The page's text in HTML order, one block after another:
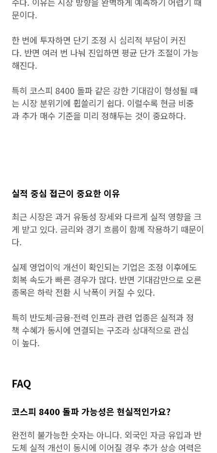
문이다.
한 번에 투자하면 단기 조정 시 심리적 부담이 커진
다. 반면 여러 번 나눠 진입하면 평균 단가 조절이 가능
해진다.
특히 코스피 8400 돌파 같은 강한 기대감이 형성될 때
는 시장 분위기에 휩쓸리기 쉽다. 이럴수록 현금 비중
과 추가 매수 기준을 미리 정해두는 것이 중요하다.
실적 중심 접근이 중요한 이유
최근 시장은 과거 유동성 장세와 다르게 실적 영향을 크
게 받고 있다. 금리와 경기 흐름이 함께 작용하기 때문이
다.
실제 영업이익 개선이 확인되는 기업은 조정 이후에도
회복 속도가 빠른 경우가 많다. 반면 기대감만으로 오른
종목은 하락 전환 시 낙폭이 커질 수 있다.
특히 반도체·금융·전력 인프라 관련 업종은 실적과 정
책 수혜가 동시에 연결되는 구조라 상대적으로 관심
이 높다.
FAQ
코스피 8400 돌파 가능성은 현실적인가요?
완전히 불가능한 숫자는 아니다. 외국인 자금 유입과 반
도체 실적 개선이 동시에 이어질 경우 추가 상승 여력은